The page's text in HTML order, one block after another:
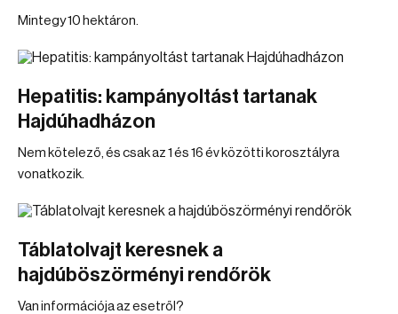
Mintegy 10 hektáron.
Hepatitis: kampányoltást tartanak
Hajdúhadházon
Nem kötelező, és csak az 1 és 16 év közötti korosztályra
vonatkozik.
Táblatolvajt keresnek a
hajdúböszörményi rendőrök
Van információja az esetről?